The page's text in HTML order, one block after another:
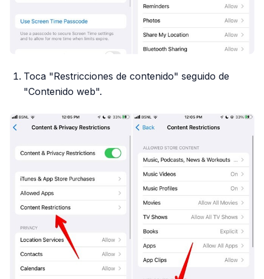
Toca "Restricciones de contenido" seguido de
"Contenido web".